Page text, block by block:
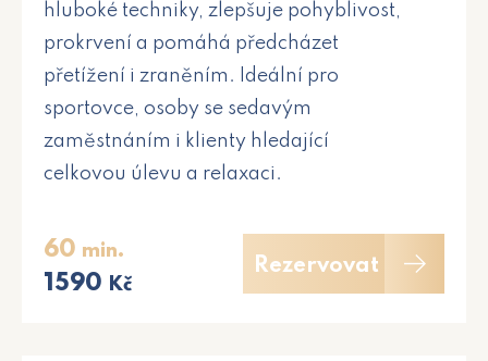
hluboké techniky, zlepšuje pohyblivost,
prokrvení a pomáhá předcházet
přetížení i zraněním. Ideální pro
sportovce, osoby se sedavým
zaměstnáním i klienty hledající
celkovou úlevu a relaxaci.
60 min.
1590 Kč
Rezervovat